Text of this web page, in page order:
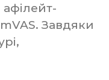
Завдяки